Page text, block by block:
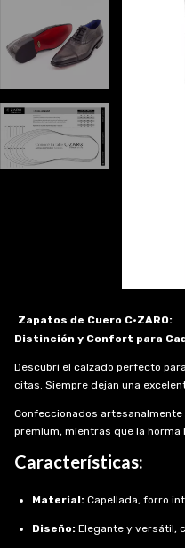
Zapatos de Cuero C·ZARO:
Distinción y Confort para
Descubrí el calzado perfecto
citas. Siempre dejan una
Confeccionados artesanalmente
premium, mientras que la
Características:
Material: Capellada, forro
Diseño: Elegante y versátil,